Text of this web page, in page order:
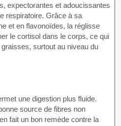
expectorantes et adoucissantes
respiratoire. Grâce à sa
et en flavonoïdes, la réglisse
le cortisol dans le corps, ce qui
surtout au niveau du
une digestion plus fluide.
source de fibres non
fait un bon remède contre la